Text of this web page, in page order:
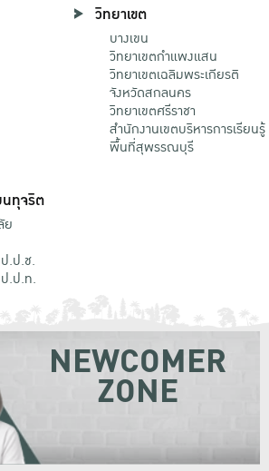
วิทยาเขต
บางเขน
วิทยาเขตกําแพงแสน
วิทยาเขตเฉลิมพระเกียรติ
จังหวัดสกลนคร
วิทยาเขตศรีราชา
สำนักงานเขตบริหารการเรียนรู้
พื้นที่สุพรรณบุรี
นทุจริต
ย
.ป.ช.
.ป.ท.
NEWCOMER
ZONE